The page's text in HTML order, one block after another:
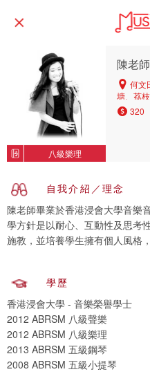
八級樂理
陳老師
何文
塘、荔
村、銅
石山、堅
320
自我介紹／理念
陳老師畢業於香港浸會大學音樂
學方針是以耐心、互動性及思考
施教，並培養學生擁有個人風格
學歷
香港浸會大學 - 音樂榮譽學士
2012 ABRSM 八級聲樂
2012 ABRSM 八級樂理
2013 ABRSM 五級鋼琴
2008 ABRSM 五級小提琴